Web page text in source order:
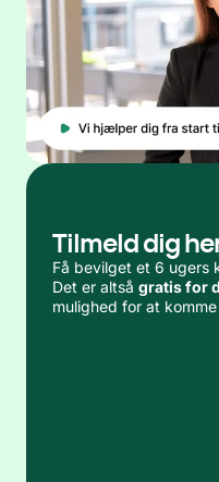
Tilmeld dig
Få bevilget et 6 ugers
Det er altså gratis for
mulighed for at